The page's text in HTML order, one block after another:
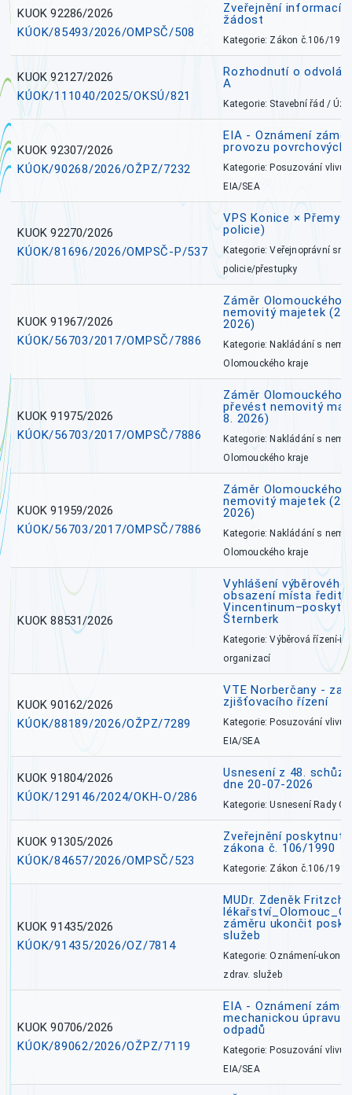
KUOK 92286/2026
KÚOK/85493/2026/OMPSČ/508
Zveřejnění informací
žádost
Kategorie: Zákon č.106/1999
KUOK 92127/2026
KÚOK/111040/2025/OKSÚ/821
Rozhodnutí o
A
Kategorie: Stavební řád /
KUOK 92307/2026
KÚOK/90268/2026/OŽPZ/7232
EIA - Oznámení
provozu povrchových
Kategorie: Posuzování vlivů
EIA/SEA
KUOK 92270/2026
KÚOK/81696/2026/OMPSČ-P/537
VPS Konice ×
policie)
Kategorie: Veřejnoprávní
policie/přestupky
KUOK 91967/2026
KÚOK/56703/2017/OMPSČ/7886
Záměr Olomouckého
nemovitý majetek
2026)
Kategorie: Nakládání s
Olomouckého kraje
KUOK 91975/2026
KÚOK/56703/2017/OMPSČ/7886
Záměr Olomouckého
převést nemovitý
8. 2026)
Kategorie: Nakládání s
Olomouckého kraje
KUOK 91959/2026
KÚOK/56703/2017/OMPSČ/7886
Záměr Olomouckého
nemovitý majetek
2026)
Kategorie: Nakládání s
Olomouckého kraje
KUOK 88531/2026
Vyhlášení výběrového
obsazení místa
Šternberk
Kategorie: Výběrová řízení-
organizací
KUOK 90162/2026
KÚOK/88189/2026/OŽPZ/7289
VTE Norberčany -
zjišťovacího řízení
Kategorie: Posuzování vlivů
EIA/SEA
KUOK 91804/2026
KÚOK/129146/2024/OKH-O/286
Usnesení z 48.
dne 20-07-2026
Kategorie: Usnesení Rady
KUOK 91305/2026
KÚOK/84657/2026/OMPSČ/523
Zveřejnění poskytnutí
zákona č. 106/1990
Kategorie: Zákon č.106/1999
KUOK 91435/2026
KÚOK/91435/2026/OZ/7814
MUDr. Zdeněk
záměru ukončit
služeb
Kategorie: Oznámení-
zdrav. služeb
KUOK 90706/2026
KÚOK/89062/2026/OŽPZ/7119
EIA - Oznámení
mechanickou úpravu
odpadů
Kategorie: Posuzování vlivů
EIA/SEA